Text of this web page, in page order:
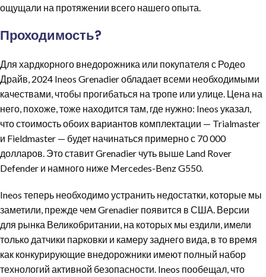
ощущали на протяжении всего нашего опыта.
Проходимость?
Для хардкорного внедорожника или покупателя с Родео
Драйв, 2024 Ineos Grenadier обладает всеми необходимыми
качествами, чтобы прогибаться на тропе или улице. Цена на
него, похоже, тоже находится там, где нужно: Ineos указал,
что стоимость обоих вариантов комплектации — Trialmaster
и Fieldmaster — будет начинаться примерно с 70 000
долларов. Это ставит Grenadier чуть выше Land Rover
Defender и намного ниже Mercedes-Benz G550.
Ineos теперь необходимо устранить недостатки, которые мы
заметили, прежде чем Grenadier появится в США. Версии
для рынка Великобритании, на которых мы ездили, имели
только датчики парковки и камеру заднего вида, в то время
как конкурирующие внедорожники имеют полный набор
технологий активной безопасности. Ineos пообещал, что